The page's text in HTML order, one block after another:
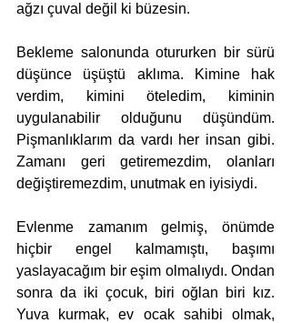
ağzı çuval değil ki büzesin.
Bekleme salonunda otururken bir sürü
düşünce üşüştü aklıma. Kimine hak
verdim, kimini öteledim, kiminin
uygulanabilir olduğunu düşündüm.
Pişmanlıklarım da vardı her insan gibi.
Zamanı geri getiremezdim, olanları
değiştiremezdim, unutmak en iyisiydi.
Evlenme zamanım gelmiş, önümde
hiçbir engel kalmamıştı, başımı
yaslayacağım bir eşim olmalıydı. Ondan
sonra da iki çocuk, biri oğlan biri kız.
Yuva kurmak, ev ocak sahibi olmak,